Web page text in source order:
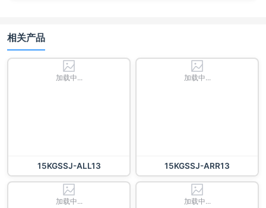
相关产品
加载中...
15KGSSJ-ALL13
加载中...
15KGSSJ-ARR13
加载中... 加载中...